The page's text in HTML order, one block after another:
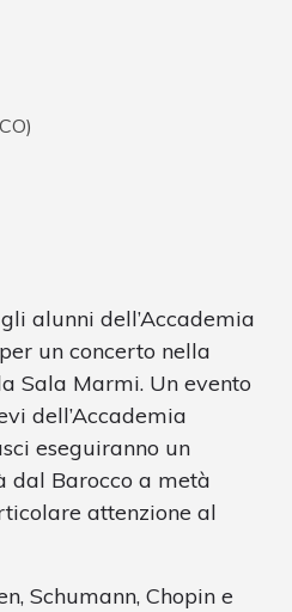
CO)
alunni dell’Accademia
un concerto nella
Sala Marmi. Un evento
dell’Accademia
eseguiranno un
dal Barocco a metà
attenzione al
Schumann, Chopin e